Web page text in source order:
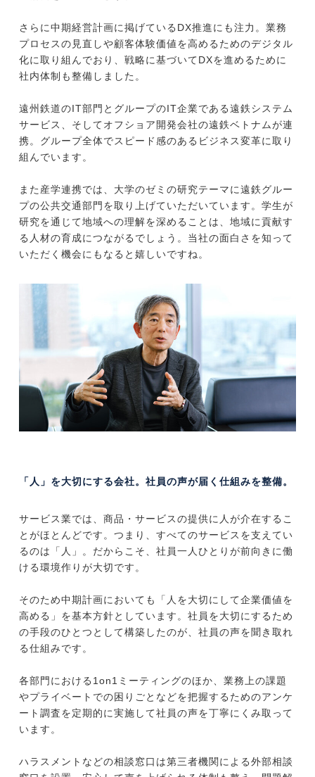
さらに中期経営計画に掲げているDX推進にも注力。業務
プロセスの見直しや顧客体験価値を高めるためのデジタル
化に取り組んでおり、戦略に基づいてDXを進めるために
社内体制も整備しました。
遠州鉄道のIT部門とグループのIT企業である遠鉄システム
サービス、そしてオフショア開発会社の遠鉄ベトナムが連
携。グループ全体でスピード感のあるビジネス変革に取り
組んでいます。
また産学連携では、大学のゼミの研究テーマに遠鉄グルー
プの公共交通部門を取り上げていただいています。学生が
研究を通じて地域への理解を深めることは、地域に貢献す
る人材の育成につながるでしょう。当社の面白さを知って
いただく機会にもなると嬉しいですね。
「人」を大切にする会社。社員の声が届く仕組みを整備。
サービス業では、商品・サービスの提供に人が介在するこ
とがほとんどです。つまり、すべてのサービスを支えてい
るのは「人」。だからこそ、社員一人ひとりが前向きに働
ける環境作りが大切です。
そのため中期計画においても「人を大切にして企業価値を
高める」を基本方針としています。社員を大切にするため
の手段のひとつとして構築したのが、社員の声を聞き取れ
る仕組みです。
各部門における1on1ミーティングのほか、業務上の課題
やプライベートでの困りごとなどを把握するためのアンケ
ート調査を定期的に実施して社員の声を丁寧にくみ取って
います。
ハラスメントなどの相談窓口は第三者機関による外部相談